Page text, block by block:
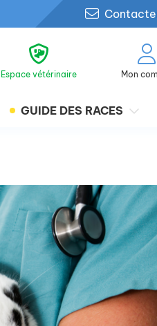
Espace vétérinaire Mon
GUIDE DES RACES